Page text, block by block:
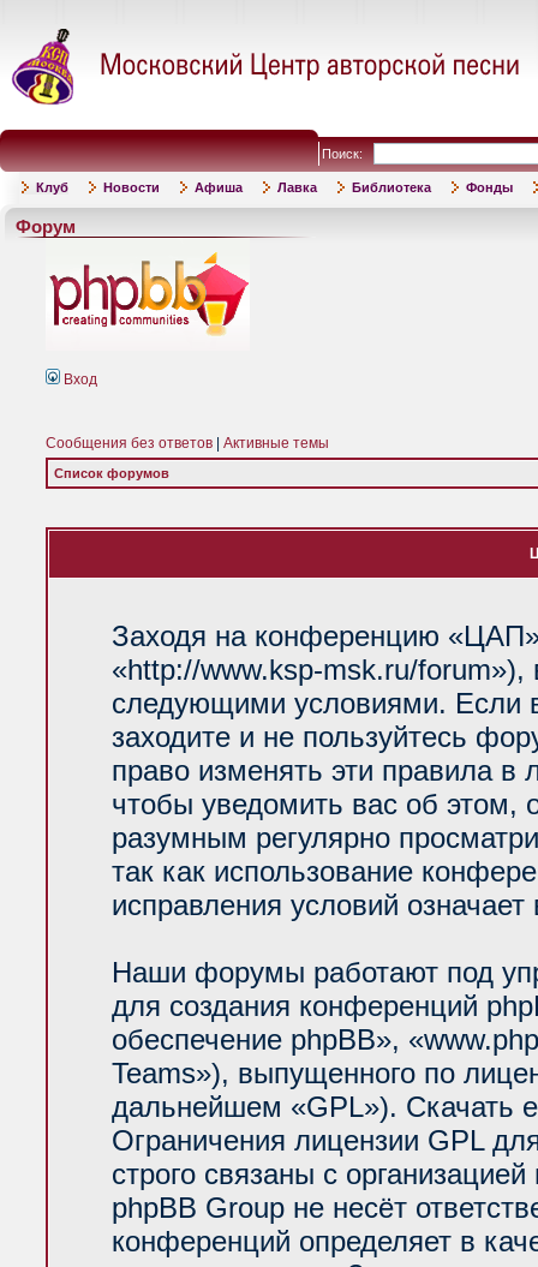
Поиск:
Клуб Новости Афиша Лавка Библиотека Фонды
Форум
Вход
Сообщения без ответов Активные темы
Список форумов
Заходя на конференцию
«http://www.ksp-msk.ru/forum»),
следующими условиями. Если
заходите и не пользуйтесь
право изменять эти правила
чтобы уведомить вас об
разумным регулярно
так как использование
исправления условий
Наши форумы работают под
для создания конференций
обеспечение phpBB»,
Teams»), выпущенного по
дальнейшем «GPL»). Скачать
Ограничения лицензии GPL
строго связаны с
phpBB Group не несёт
конференций определяет в